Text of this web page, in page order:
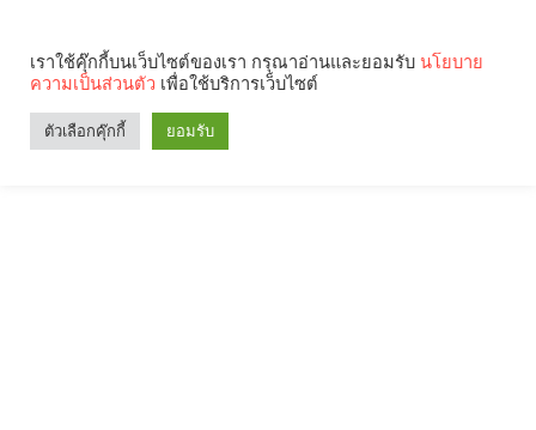
เราใช้คุ๊กกี้บนเว็บไซต์ของเรา กรุณาอ่านและยอมรับ นโยบาย
ความเป็นส่วนตัว เพื่อใช้บริการเว็บไซต์
ตัวเลือกคุ๊กกี้ ยอมรับ